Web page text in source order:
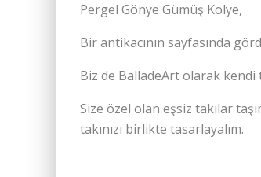
Pergel Gönye Gümüş Kolye,
Bir antikacının sayfasında
Biz de BalladeArt olarak
Size özel olan eşsiz takılar
takınızı birlikte tasarlayalım.